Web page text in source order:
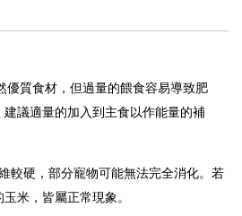
質食材，但過量的餵食容易導致肥
議適量的加入到主食以作能量的補
較硬，部分寵物可能無法完全消化。若
米，皆屬正常現象。